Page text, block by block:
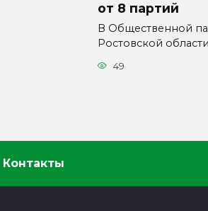
от 8 партий
В Общественной
Ростовской
49
Контакты